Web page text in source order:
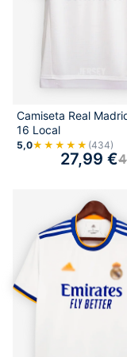
Camiseta Real
16 Local
5,0★★★★★ (434)
27,99 €